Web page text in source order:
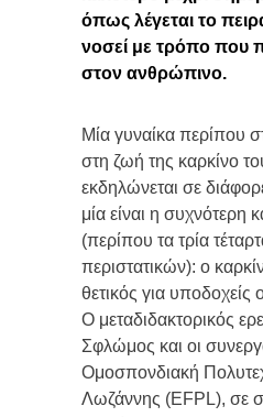
όπως λέγεται το
νοσεί με τρόπο που
στον ανθρώπινο.
Μία γυναίκα περίπου
στη ζωή της καρκίνο
εκδηλώνεται σε
μία είναι η συχνότερη
(περίπου τα τρία
περιστατικών): ο
θετικός για υποδοχείς
Ο μεταδιδακτορικός
Σφλώμος και οι
Ομοσπονδιακή
Λωζάννης (EFPL), σε